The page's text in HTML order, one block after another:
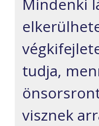
Mindenki l
elkerü
vé
tudja,
ö
visznek